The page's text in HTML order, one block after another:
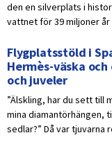
den en silverplats i
vattnet för 39 miljoner
Flygplatsstöld i
Hermès-väska
och juveler
”Älskling, har du sett till
mina diamantörhängen,
sedlar?” Då var tjuvarna